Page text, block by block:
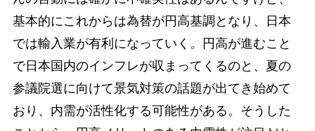
基本的にこれからは為替が円高基調となり、日本
では輸入業が有利になっていく。円高が進むこと
で日本国内のインフレが収まってくるのと、夏の
参議院選に向けて景気対策の話題が出てき始めて
おり、内需が活性化する可能性がある。そうした